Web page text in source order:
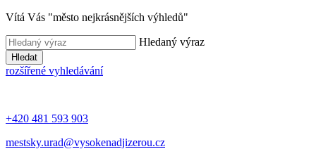
Vítá Vás "město nejkrásnějších výhledů"
Hledaný výraz
Hledat
rozšířené vyhledávání
+420 481 593 903
mestsky.urad@vysokenadjizerou.cz